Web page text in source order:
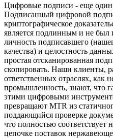
Цифровые подписи - еще один
Подписанный цифровой
криптографическое
является подлинным и не был
личность подписавшего
качества) и целостность
простая отсканированная
скопировать. Наши клиенты,
ответственных отраслях, как
промышленность, знают, что
этими цифровыми
превращают MTR из
поддающийся проверке
что полностью
цепочке поставок